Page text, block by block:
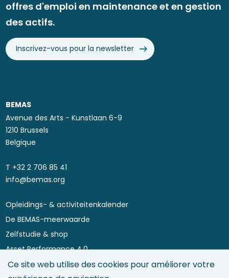
offres d'emploi en maintenance et en gestion
des actifs.
Inscrivez-vous pour la newsletter
BEMAS
Avenue des Arts - Kunstlaan 6-9
1210 Brussels
Belgique
T ​+32 2 706 85 41
info@bemas.org
Footer
menu
Opleidings- & activiteitenkalender
De BEMAS-meerwaarde
Zelfstudie & shop
Asset Performance 4.0
Maintenance Directory
Ce site web utilise des cookies pour améliorer votre